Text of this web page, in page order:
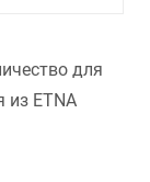
для
из ETNA